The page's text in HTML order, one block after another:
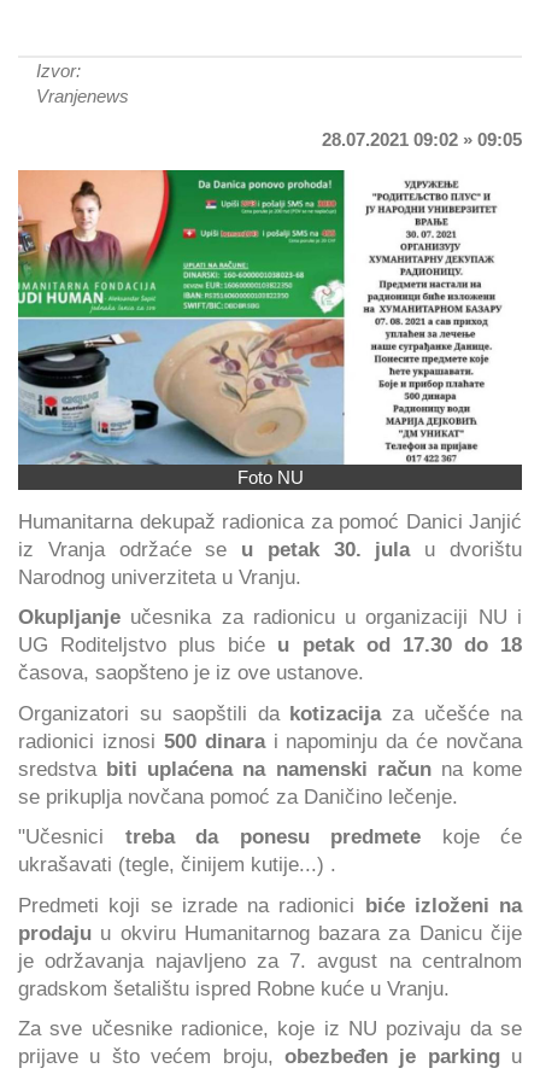
Izvor:
Vranjenews
28.07.2021 09:02 » 09:05
Foto NU
Humanitarna dekupaž radionica za pomoć Danici Janjić
iz Vranja održaće se u petak 30. jula u dvorištu
Narodnog univerziteta u Vranju.
Okupljanje učesnika za radionicu u organizaciji NU i
UG Roditeljstvo plus biće u petak od 17.30 do 18
časova, saopšteno je iz ove ustanove.
Organizatori su saopštili da kotizacija za učešće na
radionici iznosi 500 dinara i napominju da će novčana
sredstva biti uplaćena na namenski računna kome
se prikuplja novčana pomoć za Daničino lečenje.
"Učesnici treba da ponesu predmete koje će
ukrašavati (tegle, činijem kutije...) .
Predmeti koji se izrade na radionici biće izloženi na
prodaju u okviru Humanitarnog bazara za Danicu čije
je održavanja najavljeno za 7. avgust na centralnom
gradskom šetalištu ispred Robne kuće u Vranju.
Za sve učesnike radionice, koje iz NU pozivaju da se
prijave u što većem broju, obezbeđen je parkingu